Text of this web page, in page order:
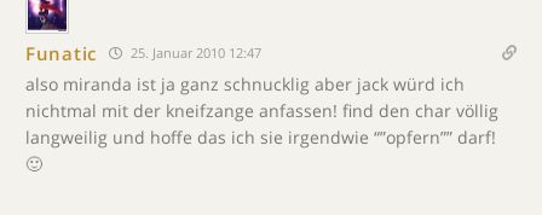
Funatic 25. Januar 2010 12:47
also miranda ist ja ganz schnucklig aber jack würd ich
nichtmal mit der kneifzange anfassen! find den char völlig
langweilig und hoffe das ich sie irgendwie “”opfern”” darf!
🙂